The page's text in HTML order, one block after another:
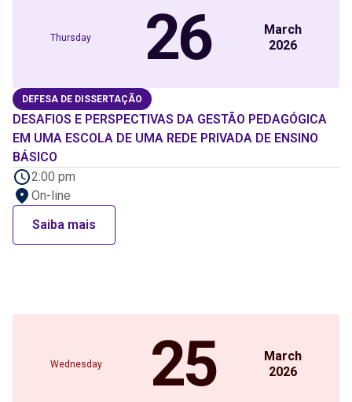
Thursday 26
March
2026
DEFESA DE DISSERTAÇÃO
DESAFIOS E PERSPECTIVAS DA GESTÃO PEDAGÓGICA
EM UMA ESCOLA DE UMA REDE PRIVADA DE ENSINO
BÁSICO
2:00 pm
On-line
Saiba mais
Wednesday 25
March
2026